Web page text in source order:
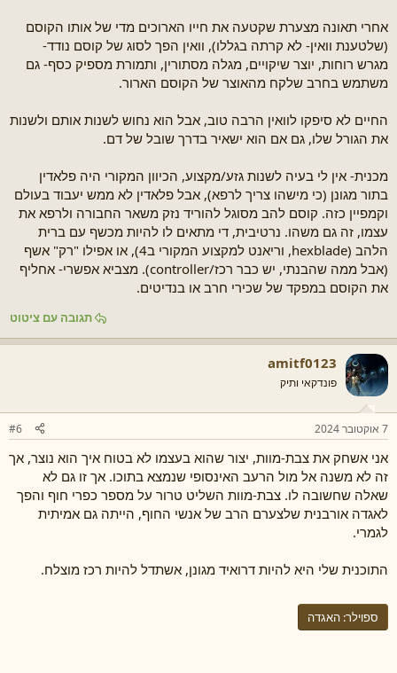
אחרי תאונה מצערת שקטעה את חייו הארוכים מדי של אותו הקוסם
(שלטענת וואין- לא קרתה בגללו), וואין הפך לסוג של קוסם נודד-
מגרש רוחות, יוצר שיקויים, מגלה מסתורין, ותמורת מספיק כסף- גם
משתמש בחרב שלקח מהאוצר של הקוסם הארור.
החיים לא סיפקו לוואין הרבה טוב, אבל הוא נחוש לשנות אותם ולשנות
את הגורל שלו, גם אם הוא ישאיר בדרך שובל של דם.
מכנית- אין לי בעיה לשנות גזע/מקצוע, הכיוון המקורי היה פלאדין
בתור מגונן (כי מישהו צריך לרפא), אבל פלאדין לא ממש יעבוד בעולם
וקמפיין כזה. קוסם להב מסוגל להוריד נזק משאר החבורה ולרפא את
עצמו, זה גם משהו. נרטיבית, די מתאים לו להיות מכשף עם ברית
הלהב (hexblade, וריאנט למקצוע המקורי ב4), או אפילו "רק" אשף
(אבל ממה שהבנתי, יש כבר רכז/controller). מצביא אפשרי- אחליף
את הקוסם במפקד של שכירי חרב או בנדיטים.
תגובה עם ציטוט
amitf0123
פונדקאי ותיק
7 אוקטובר 2024 #6
אני אשחק את צבת-מוות, יצור שהוא בעצמו לא בטוח איך הוא נוצר, אך
זה לא משנה אל מול הרעב האינסופי שנמצא בתוכו. אך זו גם לא
שאלה שחשובה לו. צבת-מוות השליט טרור על מספר כפרי חוף והפך
לאגדה אורבנית שלצערם הרב של אנשי החוף, הייתה גם אמיתית
לגמרי.
התוכנית שלי היא להיות דרואיד מגונן, אשתדל להיות רכז מוצלח.
ספוילר: האגדה